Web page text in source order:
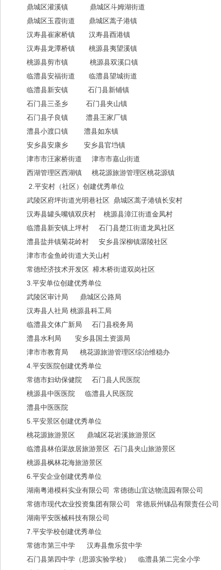
鼎城区灌溪镇 鼎城区斗姆湖街道
鼎城区玉霞街道 鼎城区蒿子港镇
汉寿县崔家桥镇 汉寿县酉港镇
汉寿县龙潭桥镇 桃源县夷望溪镇
桃源县剪市镇 桃源县双溪口镇
临澧县安福街道 临澧县望城街道
临澧县新安镇 石门县新铺镇
石门县三圣乡 石门县夹山镇
石门县子良镇 澧县王家厂镇
澧县小渡口镇 澧县如东镇
安乡县安康乡 安乡县官垱镇
津市市汪家桥街道 津市市嘉山街道
西湖管理区西湖镇 桃花源旅游管理区桃花源镇
2.平安村（社区）创建优秀单位
武陵区府坪街道光明巷社区 鼎城区蒿子港镇长安村
汉寿县罐头嘴镇双庆村 桃源县漳江街道金凤村
临澧县新安镇上坪村 石门县楚江街道龙凤社区
澧县盐井镇菊花岭村 安乡县深柳镇潺陵社区
津市市金鱼岭街道大关山村
常德经济技术开发区 樟木桥街道双岗社区
3.平安单位创建优秀单位
武陵区审计局 鼎城区公路局
汉寿县人社局 桃源县科工局
临澧县文体广新局 石门县税务局
澧县水利局 安乡县国土资源局
津市市教育局 桃花源旅游管理区综治维稳办
4.平安医院创建优秀单位
常德市妇幼保健院 石门县人民医院
桃源县中医医院 临澧县人民医院
澧县中医医院
5.平安景区创建优秀单位
桃花源旅游景区 鼎城区花岩溪旅游景区
临澧县林伯渠故居旅游景区 石门县夹山旅游景区
桃源县枫林花海旅游景区
6.平安企业创建优秀单位
湖南粤港模科实业有限公司 常德德山宜达物流园有限公司
常德市现代农业投资集团有限公司 常德辰州锑品有限责任公司
湖南平安医械科技有限公司
7.平安学校创建优秀单位
常德市第三中学 汉寿县詹乐贫中学
石门县第四中学（思源实验学校） 临澧县第二完全小学